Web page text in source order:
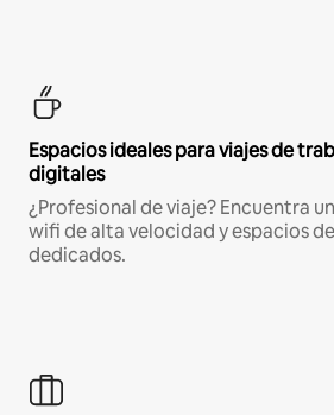
Espacios ideales para viajes de
digitales
¿Profesional de viaje? Encuentra
wifi de alta velocidad y espacios
dedicados.